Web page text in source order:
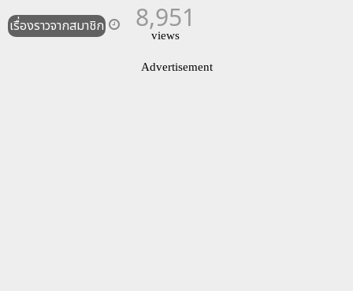
เรื่องราวจากสมาชิก 8,951
views
Advertisement